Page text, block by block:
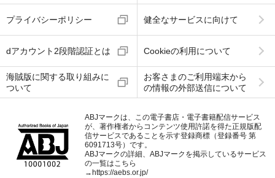
プライバシーポリシー 健全なサービスに向けて
dアカウント2段階認証とは Cookieの利用について
海賊版に関する取り組みに
ついて
お客さまのご利用端末から
の情報の外部送信について
ABJマークは、この電子書店・電子書籍配信サービス
が、著作権者からコンテンツ使用許諾を得た正規版配
信サービスであることを示す登録商標（登録番号 第
6091713号）です。
ABJマークの詳細、ABJマークを掲示しているサービス
の一覧はこちら
→ https://aebs.or.jp/